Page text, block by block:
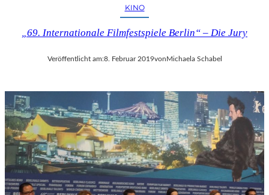
KINO
„69. Internationale Filmfestspiele Berlin“ – Die Jury
Veröffentlicht am:8. Februar 2019vonMichaela Schabel